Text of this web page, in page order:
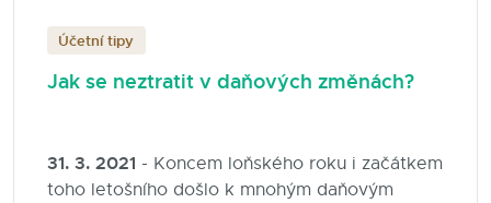
se jim vyplatí kompenzační bonus pro OSVČ
vrátit a čerpat raději výhodnější podporu z
jiného kompenzačního programu.
Účetní tipy
Jak se neztratit v daňových změnách?
31. 3. 2021 - Koncem loňského roku i začátkem
toho letošního došlo k mnohým daňovým